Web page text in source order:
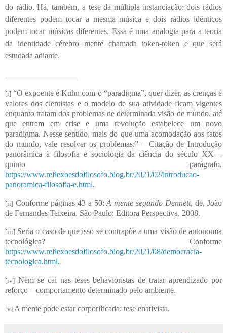
do rádio. Há, também, a tese da múltipla instanciação: dois rádios
diferentes podem tocar a mesma música e dois rádios idênticos
podem tocar músicas diferentes. Essa é uma analogia para a teoria
da identidade cérebro mente chamada token-token e que será
estudada adiante.
[i] “O expoente é Kuhn com o “paradigma”, quer dizer, as crenças e
valores dos cientistas e o modelo de sua atividade ficam vigentes
enquanto tratam dos problemas de determinada visão de mundo, até
que entram em crise e uma revolução estabelece um novo
paradigma. Nesse sentido, mais do que uma acomodação aos fatos
do mundo, vale resolver os problemas.” – Citação de Introdução
panorâmica à filosofia e sociologia da ciência do século XX –
quinto parágrafo.
https://www.reflexoesdofilosofo.blog.br/2021/02/introducao-
panoramica-filosofia-e.html.
[ii] Conforme páginas 43 a 50:A mente segundo Dennett, de, João
de Fernandes Teixeira. São Paulo: Editora Perspectiva, 2008.
[iii] Seria o caso de que isso se contrapõe a uma visão de autonomia
tecnológica? Conforme
https://www.reflexoesdofilosofo.blog.br/2021/08/democracia-
tecnologica.html.
[iv] Nem se cai nas teses behavioristas de tratar aprendizado por
reforço – comportamento determinado pelo ambiente.
[v] A mente pode estar corporificada: tese enativista.